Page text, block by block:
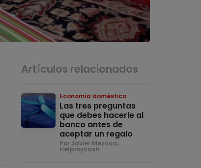
Artículos relacionados
Economía doméstica
Las tres preguntas
que debes hacerle al
banco antes de
aceptar un regalo
Por Javier Mezcua,
Helpmycash